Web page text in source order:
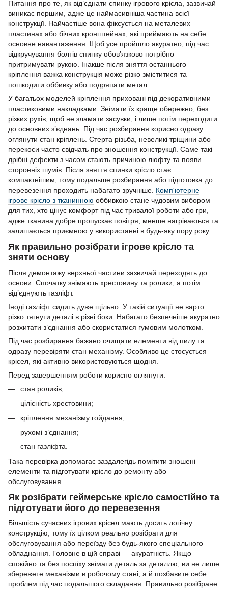
Питання про те, як від’єднати спинку ігрового крісла, зазвичай
виникає першим, адже це наймасивніша частина всієї
конструкції. Найчастіше вона фіксується на металевих
пластинах або бічних кронштейнах, які приймають на себе
основне навантаження. Щоб усе пройшло акуратно, під час
відкручування болтів спинку обов’язково потрібно
притримувати рукою. Інакше після зняття останнього
кріплення важка конструкція може різко зміститися та
пошкодити оббивку або подряпати метал.
У багатьох моделей кріплення приховані під декоративними
пластиковими накладками. Знімати їх краще обережно, без
різких рухів, щоб не зламати засувки, і лише потім переходити
до основних з’єднань. Під час розбирання корисно одразу
оглянути стан кріплень. Стерта різьба, невеликі тріщини або
перекоси часто свідчать про зношення конструкції. Саме такі
дрібні дефекти з часом стають причиною люфту та появи
сторонніх шумів. Після зняття спинки крісло стає
компактнішим, тому подальше розбирання або підготовка до
перевезення проходить набагато зручніше. Комп'ютерне
ігрове крісло з тканинною оббивкою стане чудовим вибором
для тих, хто цінує комфорт під час тривалої роботи або гри,
адже тканина добре пропускає повітря, менше нагрівається та
залишається приємною у використанні в будь-яку пору року.
Як правильно розібрати ігрове крісло та
зняти основу
Після демонтажу верхньої частини зазвичай переходять до
основи. Спочатку знімають хрестовину та ролики, а потім
від’єднують газліфт.
Іноді газліфт сидить дуже щільно. У такій ситуації не варто
різко тягнути деталі в різні боки. Набагато безпечніше акуратно
розхитати з’єднання або скористатися гумовим молотком.
Під час розбирання бажано очищати елементи від пилу та
одразу перевіряти стан механізму. Особливо це стосується
крісел, які активно використовуються щодня.
Перед завершенням роботи корисно оглянути:
стан роликів;
цілісність хрестовини;
кріплення механізму гойдання;
рухомі з’єднання;
стан газліфта.
Така перевірка допомагає заздалегідь помітити зношені
елементи та підготувати крісло до ремонту або
обслуговування.
Як розібрати геймерське крісло самостійно та
підготувати його до перевезення
Більшість сучасних ігрових крісел мають досить логічну
конструкцію, тому їх цілком реально розібрати для
обслуговування або переїзду без будь-якого спеціального
обладнання. Головне в цій справі — акуратність. Якщо
спокійно та без поспіху знімати деталь за деталлю, ви не лише
збережете механізми в робочому стані, а й позбавите себе
проблем під час подальшого складання. Правильно розібране